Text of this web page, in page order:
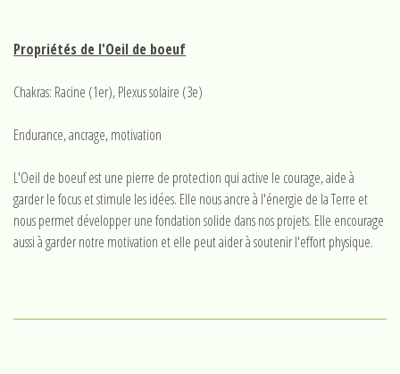
Propriétés de l'Oeil de boeuf
Chakras: Racine (1er), Plexus solaire (3e)
Endurance, ancrage, motivation
L'Oeil de boeuf est une pierre de protection qui active le courage, aide à
garder le focus et stimule les idées. Elle nous ancre à l'énergie de la Terre et
nous permet développer une fondation solide dans nos projets. Elle encourage
aussi à garder notre motivation et elle peut aider à soutenir l'effort physique.